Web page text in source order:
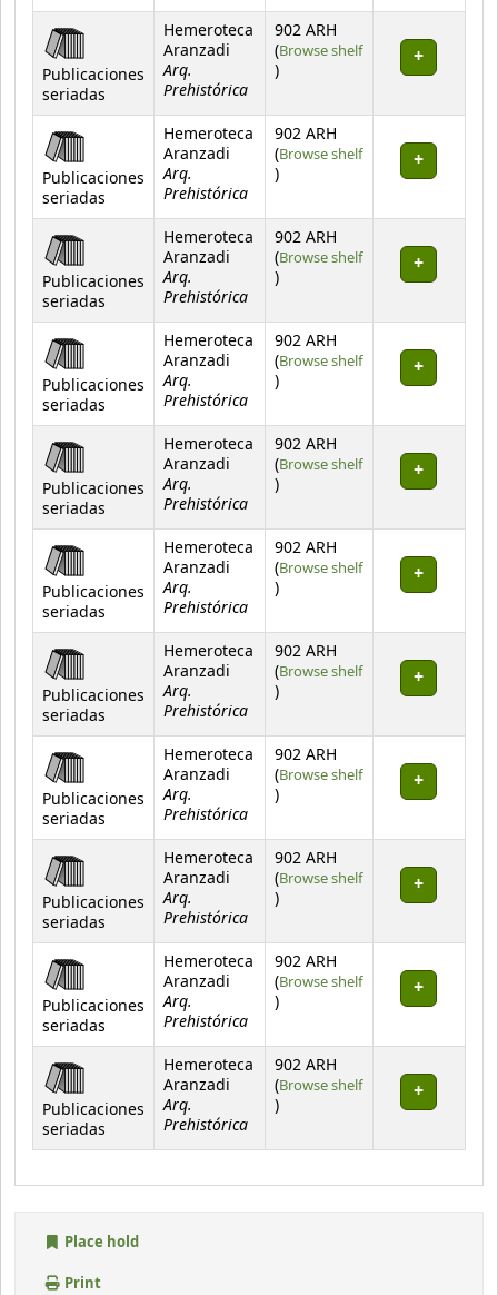
Publicaciones
seriadas
Hemeroteca
Aranzadi
Arq.
Prehistórica
902 ARH
(Browse shelf
(Opens below)
)
Publicaciones
seriadas
Hemeroteca
Aranzadi
Arq.
Prehistórica
902 ARH
(Browse shelf
(Opens below)
)
Publicaciones
seriadas
Hemeroteca
Aranzadi
Arq.
Prehistórica
902 ARH
(Browse shelf
(Opens below)
)
Publicaciones
seriadas
Hemeroteca
Aranzadi
Arq.
Prehistórica
902 ARH
(Browse shelf
(Opens below)
)
Publicaciones
seriadas
Hemeroteca
Aranzadi
Arq.
Prehistórica
902 ARH
(Browse shelf
(Opens below)
)
Publicaciones
seriadas
Hemeroteca
Aranzadi
Arq.
Prehistórica
902 ARH
(Browse shelf
(Opens below)
)
Publicaciones
seriadas
Hemeroteca
Aranzadi
Arq.
Prehistórica
902 ARH
(Browse shelf
(Opens below)
)
Publicaciones
seriadas
Hemeroteca
Aranzadi
Arq.
Prehistórica
902 ARH
(Browse shelf
(Opens below)
)
Publicaciones
seriadas
Hemeroteca
Aranzadi
Arq.
Prehistórica
902 ARH
(Browse shelf
(Opens below)
)
Publicaciones
seriadas
Hemeroteca
Aranzadi
Arq.
Prehistórica
902 ARH
(Browse shelf
(Opens below)
)
Publicaciones
seriadas
Hemeroteca
Aranzadi
Arq.
Prehistórica
902 ARH
(Browse shelf
(Opens below)
)
Place hold
Print